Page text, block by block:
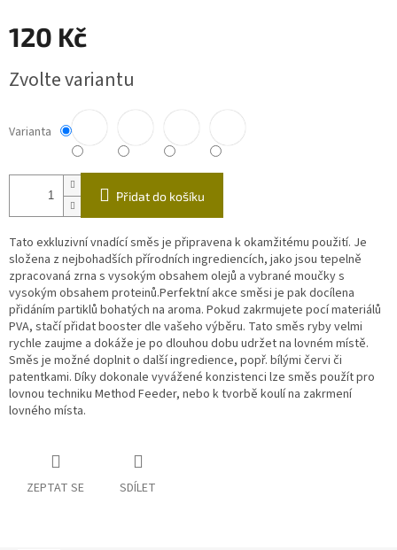
120 Kč
cena:
Zvolte variantu
Varianta
Přidat do košíku
Tato exkluzivní vnadící směs je připravena k okamžitému použití. Je
složena z nejbohadších přírodních ingrediencích, jako jsou tepelně
zpracovaná zrna s vysokým obsahem olejů a vybrané moučky s
vysokým obsahem proteinů.Perfektní akce směsi je pak docílena
přidáním partiklů bohatých na aroma. Pokud zakrmujete pocí materiálů
PVA, stačí přidat booster dle vašeho výběru. Tato směs ryby velmi
rychle zaujme a dokáže je po dlouhou dobu udržet na lovném místě.
Směs je možné doplnit o další ingredience, popř. bílými červi či
patentkami. Díky dokonale vyvážené konzistenci lze směs použít pro
lovnou techniku Method Feeder, nebo k tvorbě koulí na zakrmení
lovného místa.
ZEPTAT SE SDÍLET